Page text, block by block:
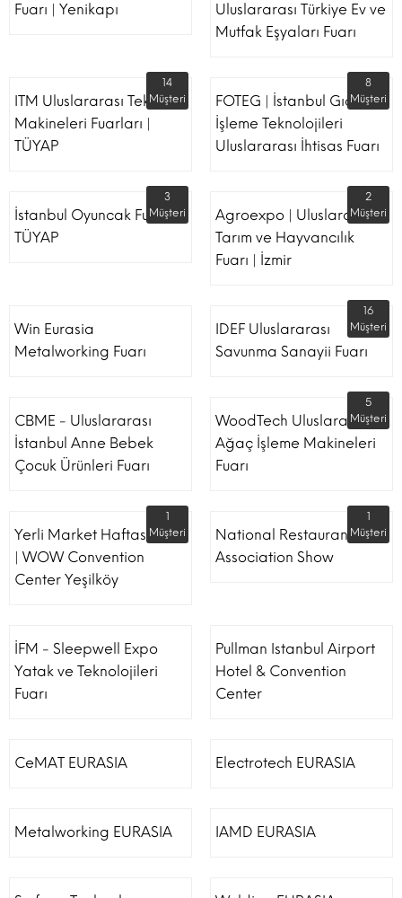
Fuarı | Yenikapı
Uluslararası Türkiye Ev ve
Mutfak Eşyaları Fuarı
ITM Uluslararası Tekstil
Makineleri Fuarları |
TÜYAP
14
Müşteri
FOTEG | İstanbul Gıda
İşleme Teknolojileri
Uluslararası İhtisas Fuarı
8
Müşteri
İstanbul Oyuncak Fuarı -
TÜYAP
3
Müşteri
Agroexpo | Uluslararası
Tarım ve Hayvancılık
Fuarı | İzmir
2
Müşteri
Win Eurasia
Metalworking Fuarı
IDEF Uluslararası
Savunma Sanayii Fuarı
16
Müşteri
CBME - Uluslararası
İstanbul Anne Bebek
Çocuk Ürünleri Fuarı
WoodTech Uluslararası
Ağaç İşleme Makineleri
Fuarı
5
Müşteri
Yerli Market Haftası Fuarı
| WOW Convention
Center Yeşilköy
1
Müşteri
National Restaurant
Association Show
1
Müşteri
İFM - Sleepwell Expo
Yatak ve Teknolojileri
Fuarı
Pullman Istanbul Airport
Hotel & Convention
Center
CeMAT EURASIA Electrotech EURASIA
Metalworking EURASIA IAMD EURASIA